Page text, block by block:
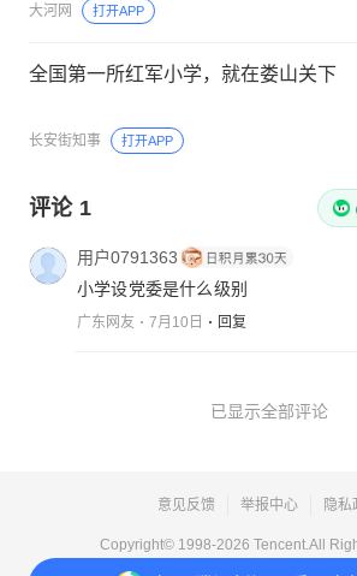
大河网 打开APP
全国第一所红军小学，就在娄山关下
长安街知事 打开APP
评论 1
用户0791363
小学设党委是什么级别
广东网友 7月10日 回复
已显示全部评论
意见反馈 举报中心 隐私
Copyright© 1998-2026 Tencent.All